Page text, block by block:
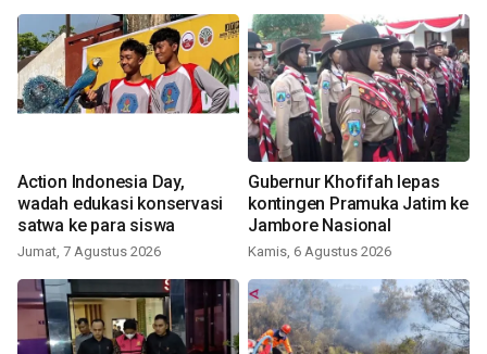
Action Indonesia Day,
wadah edukasi konservasi
satwa ke para siswa
Jumat, 7 Agustus 2026
Gubernur Khofifah lepas
kontingen Pramuka Jatim ke
Jambore Nasional
Kamis, 6 Agustus 2026